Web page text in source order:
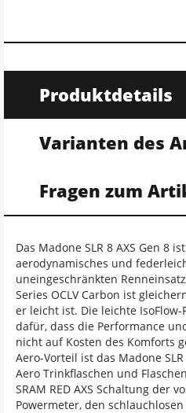
Produktdetails
Varianten des
Fragen zum
Das Madone SLR 8 AXS Gen 8
aerodynamisches und
uneingeschränkten
Series OCLV Carbon ist
er leicht ist. Die leichte
dafür, dass die Performance
nicht auf Kosten des Komforts
Aero-Vorteil ist das Madone
Aero Trinkflaschen und
SRAM RED AXS Schaltung der
Powermeter, den schlauchlosen